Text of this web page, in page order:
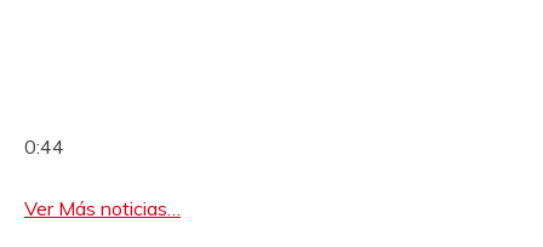
0:44
Ver Más noticias…